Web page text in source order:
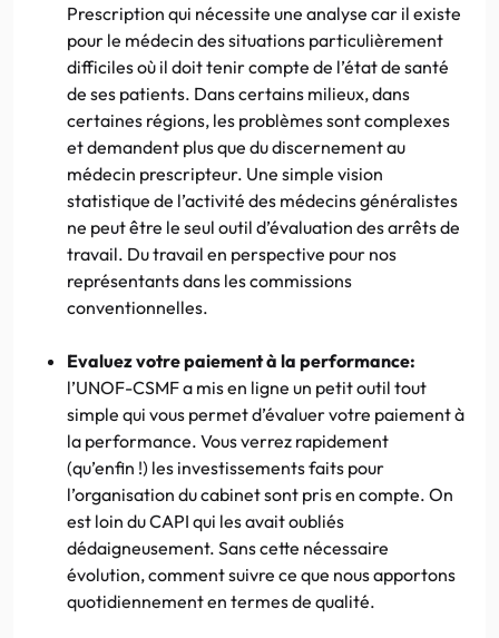
Prescription qui nécessite une analyse car il existe
pour le médecin des situations particulièrement
difficiles où il doit tenir compte de l’état de santé
de ses patients. Dans certains milieux, dans
certaines régions, les problèmes sont complexes
et demandent plus que du discernement au
médecin prescripteur. Une simple vision
statistique de l’activité des médecins généralistes
ne peut être le seul outil d’évaluation des arrêts de
travail. Du travail en perspective pour nos
représentants dans les commissions
conventionnelles.
Evaluez votre paiement à la performance:
l’UNOF-CSMF a mis en ligne un petit outil tout
simple qui vous permet d’évaluer votre paiement à
la performance. Vous verrez rapidement
(qu’enfin !) les investissements faits pour
l’organisation du cabinet sont pris en compte. On
est loin du CAPI qui les avait oubliés
dédaigneusement. Sans cette nécessaire
évolution, comment suivre ce que nous apportons
quotidiennement en termes de qualité.